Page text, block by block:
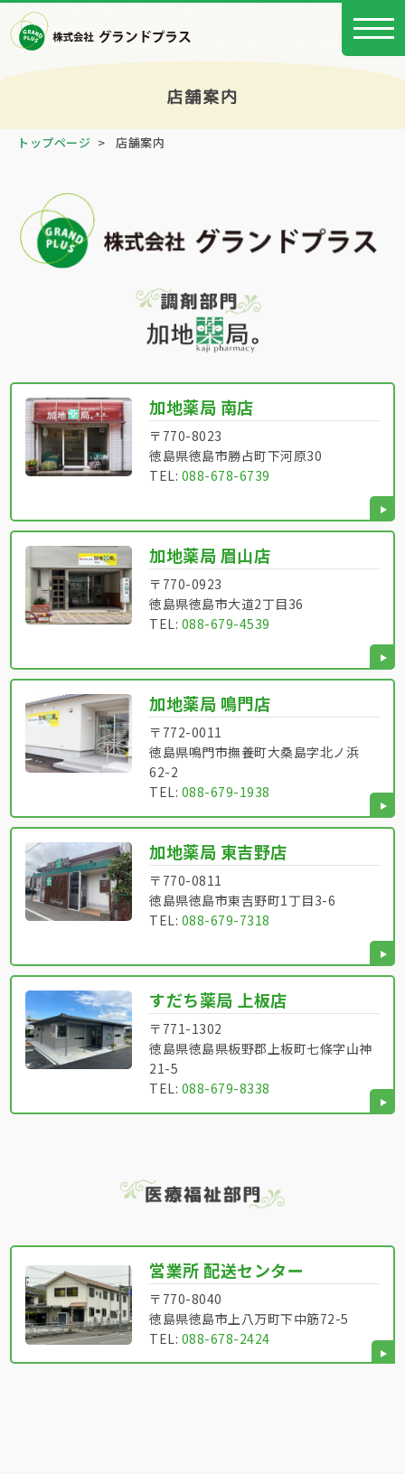
店舗案内
トップページ > 店舗案内
加地薬局 南店
〒770-8023
徳島県徳島市勝占町下河原30
TEL: 088-678-6739
加地薬局 眉山店
〒770-0923
徳島県徳島市大道2丁目36
TEL: 088-679-4539
加地薬局 鳴門店
〒772-0011
徳島県鳴門市撫養町大桑島字北ノ浜
62-2
TEL: 088-679-1938
加地薬局 東吉野店
〒770-0811
徳島県徳島市東吉野町1丁目3-6
TEL: 088-679-7318
すだち薬局 上板店
〒771-1302
徳島県徳島県板野郡上板町七條字山神
21-5
TEL: 088-679-8338
営業所 配送センター
〒770-8040
徳島県徳島市上八万町下中筋72-5
TEL: 088-678-2424